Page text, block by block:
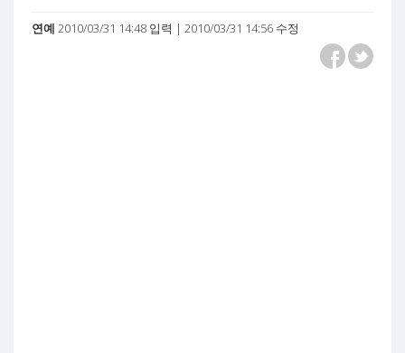
연예 2010/03/31 14:48 입력 | 2010/03/31 14:56 수정